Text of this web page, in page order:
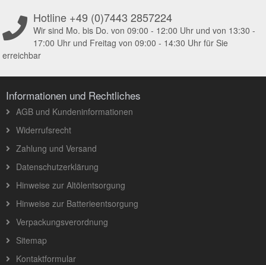
Hotline +49 (0)7443 2857224
Wir sind Mo. bis Do. von 09:00 - 12:00 Uhr und von 13:30 -
17:00 Uhr und Freitag von 09:00 - 14:30 Uhr für Sie
erreichbar
Informationen und Rechtliches
AGB und Kundeninformationen
Widerrufsrecht
Zahlung und Versand
Datenschutzerklärung
Hinweise zur Altölentsorgung
Hinweise zur Batterieentsorgung
Verpackungsverordnung
Sitemap
Kontaktformular